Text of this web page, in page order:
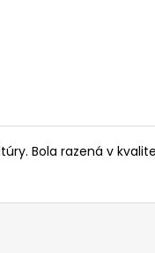
Bola razená v